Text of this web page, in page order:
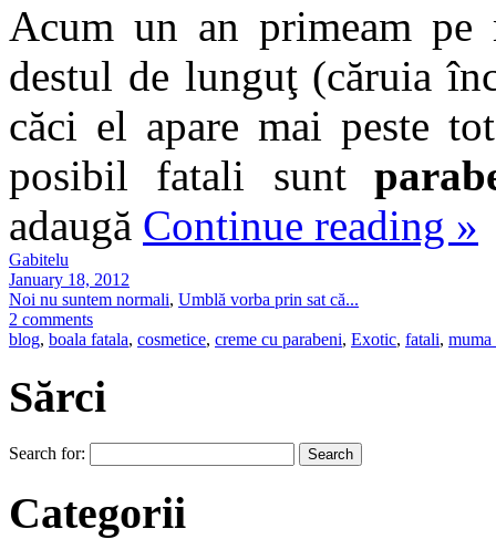
Acum un an primeam
destul de lunguţ (căruia
căci el apare mai peste
posibil fatali sunt
adaugă Continue reading »
Gabitelu
January 18, 2012
Noi nu suntem normali, Umblă vorba prin sat că...
2 comments
blog, boala fatala, cosmetice, creme cu parabeni, Exotic, fatali,
Sărci
Search for:
Categorii